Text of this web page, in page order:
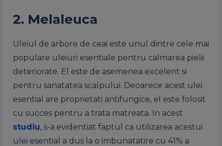
2. Melaleuca
Uleiul de arbore de ceai este unul dintre cele mai
populare uleiuri esentiale pentru calmarea pielii
deteriorate. El este de asemenea excelent si
pentru sanatatea scalpului. Deoarece acest ulei
esential are proprietati antifungice, el este folosit
cu succes pentru a trata matreata. In acest
studiu, s-a evidentiat faptul ca utilizarea acestui
ulei esential a dus la o imbunatatire cu 41% a